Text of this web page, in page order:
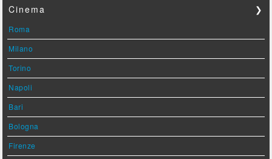
Cinema ❯
Roma
Milano
Torino
Napoli
Bari
Bologna
Firenze